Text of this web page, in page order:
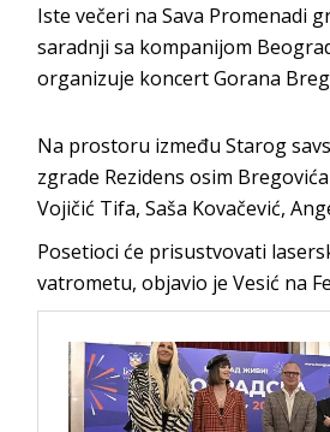
Iste večeri na Sava Promenadi
saradnji sa kompanijom
organizuje koncert Gorana
Na prostoru između Starog
zgrade Rezidens osim
Vojičić Tifa, Saša Kovačević,
Posetioci će prisustvovati
vatrometu, objavio je Vesić na